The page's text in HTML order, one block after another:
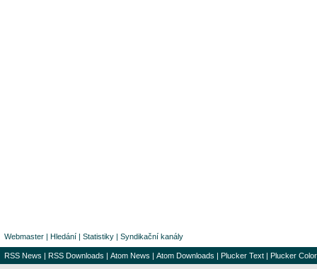
Webmaster | Hledání | Statistiky | Syndikační kanály
RSS News | RSS Downloads | Atom News | Atom Downloads | Plucker Text | Plucker Color